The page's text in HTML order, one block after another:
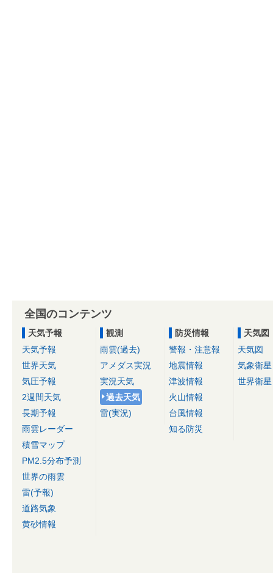
全国のコンテンツ
天気予報
天気予報
世界天気
気圧予報
2週間天気
長期予報
雨雲レーダー
積雪マップ
PM2.5分布予測
世界の雨雲
雷(予報)
道路気象
黄砂情報
観測
雨雲(過去)
アメダス実況
実況天気
過去天気
雷(実況)
防災情報
警報・注意報
地震情報
津波情報
火山情報
台風情報
知る防災
天気図
天気図
気象衛星
世界衛星